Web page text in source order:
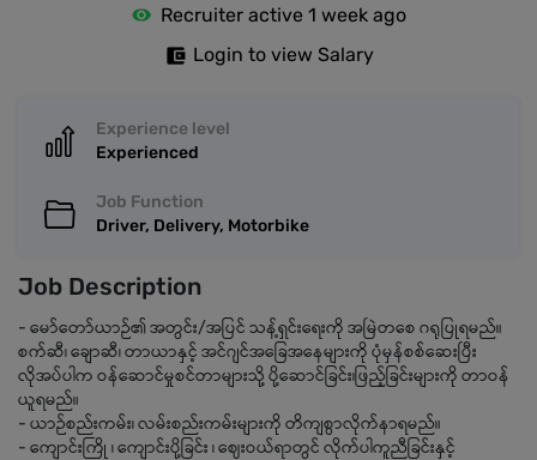
Recruiter active 1 week ago
Login to view Salary
Experience level
Experienced
Job Function
Driver, Delivery, Motorbike
Job Description
- မော်တော်ယာဉ်၏ အတွင်း/အပြင် သန့်ရှင်းရေးကို အမြဲတစေ ဂရုပြုရမည်။
စက်ဆီ၊ ချောဆီ၊ တာယာနှင့် အင်ဂျင်အခြေအနေများကို ပုံမှန်စစ်ဆေးပြီး
လိုအပ်ပါက ဝန်ဆောင်မှုစင်တာများသို့ ပို့ဆောင်ခြင်း၊ဖြည့်ခြင်းများကို တာဝန်
ယူရမည်။
- ယာဉ်စည်းကမ်း၊ လမ်းစည်းကမ်းများကို တိကျစွာလိုက်နာရမည်။
- ကျောင်းကြို ၊ ကျောင်းပို့ခြင်း ၊ ဈေးဝယ်ရာတွင် လိုက်ပါကူညီခြင်းနှင့်